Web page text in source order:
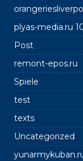
plyas-media.ru
Post
remont-epos.ru
Spiele
test
texts
Uncategorized